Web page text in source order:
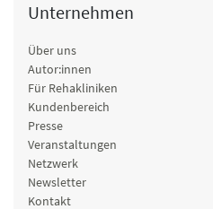
Unternehmen
Über uns
Autor:innen
Für Rehakliniken
Kundenbereich
Presse
Veranstaltungen
Netzwerk
Newsletter
Kontakt